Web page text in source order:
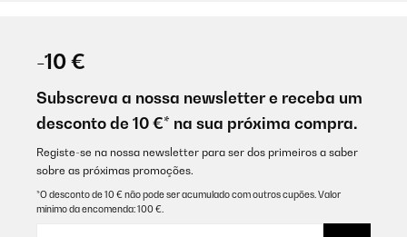
-10 €
Subscreva a nossa newsletter e receba um
desconto de 10 €* na sua próxima compra.
Registe-se na nossa newsletter para ser dos primeiros a saber
sobre as próximas promoções.
*O desconto de 10 € não pode ser acumulado com outros cupões. Valor
mínimo da encomenda: 100 €.